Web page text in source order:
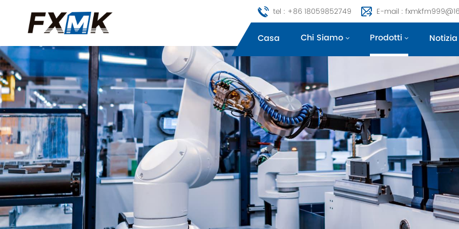
tel : +86 18059852749 E-mail :
Casa Chi Siamo Prodotti Notizia